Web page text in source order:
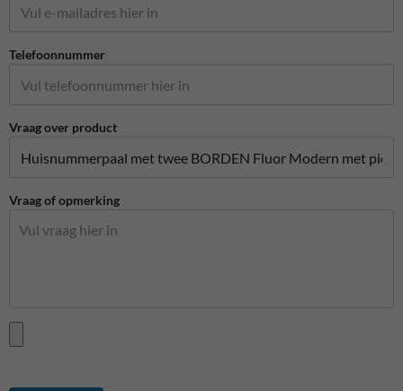
Telefoonnummer
Vraag over product
Vraag of opmerking